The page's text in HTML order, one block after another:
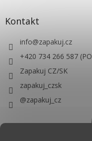
Kontakt
info@zapakuj.cz
+420 734 266 587
Zapakuj CZ/SK
zapakuj_czsk
@zapakuj_cz